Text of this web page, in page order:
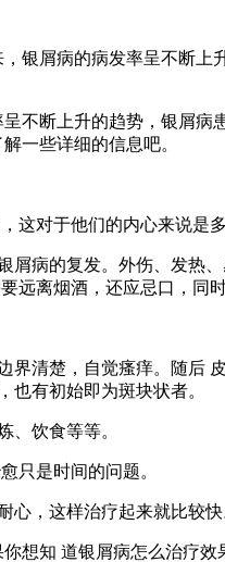
银屑病的病发率呈不断上
不断上升的趋势，银屑病
一些详细的信息吧。
这对于他们的内心来说是多
屑病的复发。外伤、发热
远离烟酒，还应忌口，同时
界清楚，自觉瘙痒。随后
有初始即为斑块状者。
、饮食等等。
只是时间的问题。
，这样治疗起来就比较快
想知 道银屑病怎么治疗效